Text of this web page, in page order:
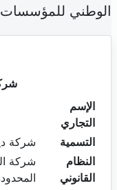
الوطني
الإسم
التجاري
التسمية
شركة
النظام
القانوني
شركة